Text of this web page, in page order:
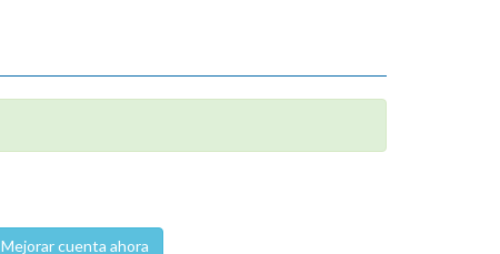
Mejorar cuenta ahora